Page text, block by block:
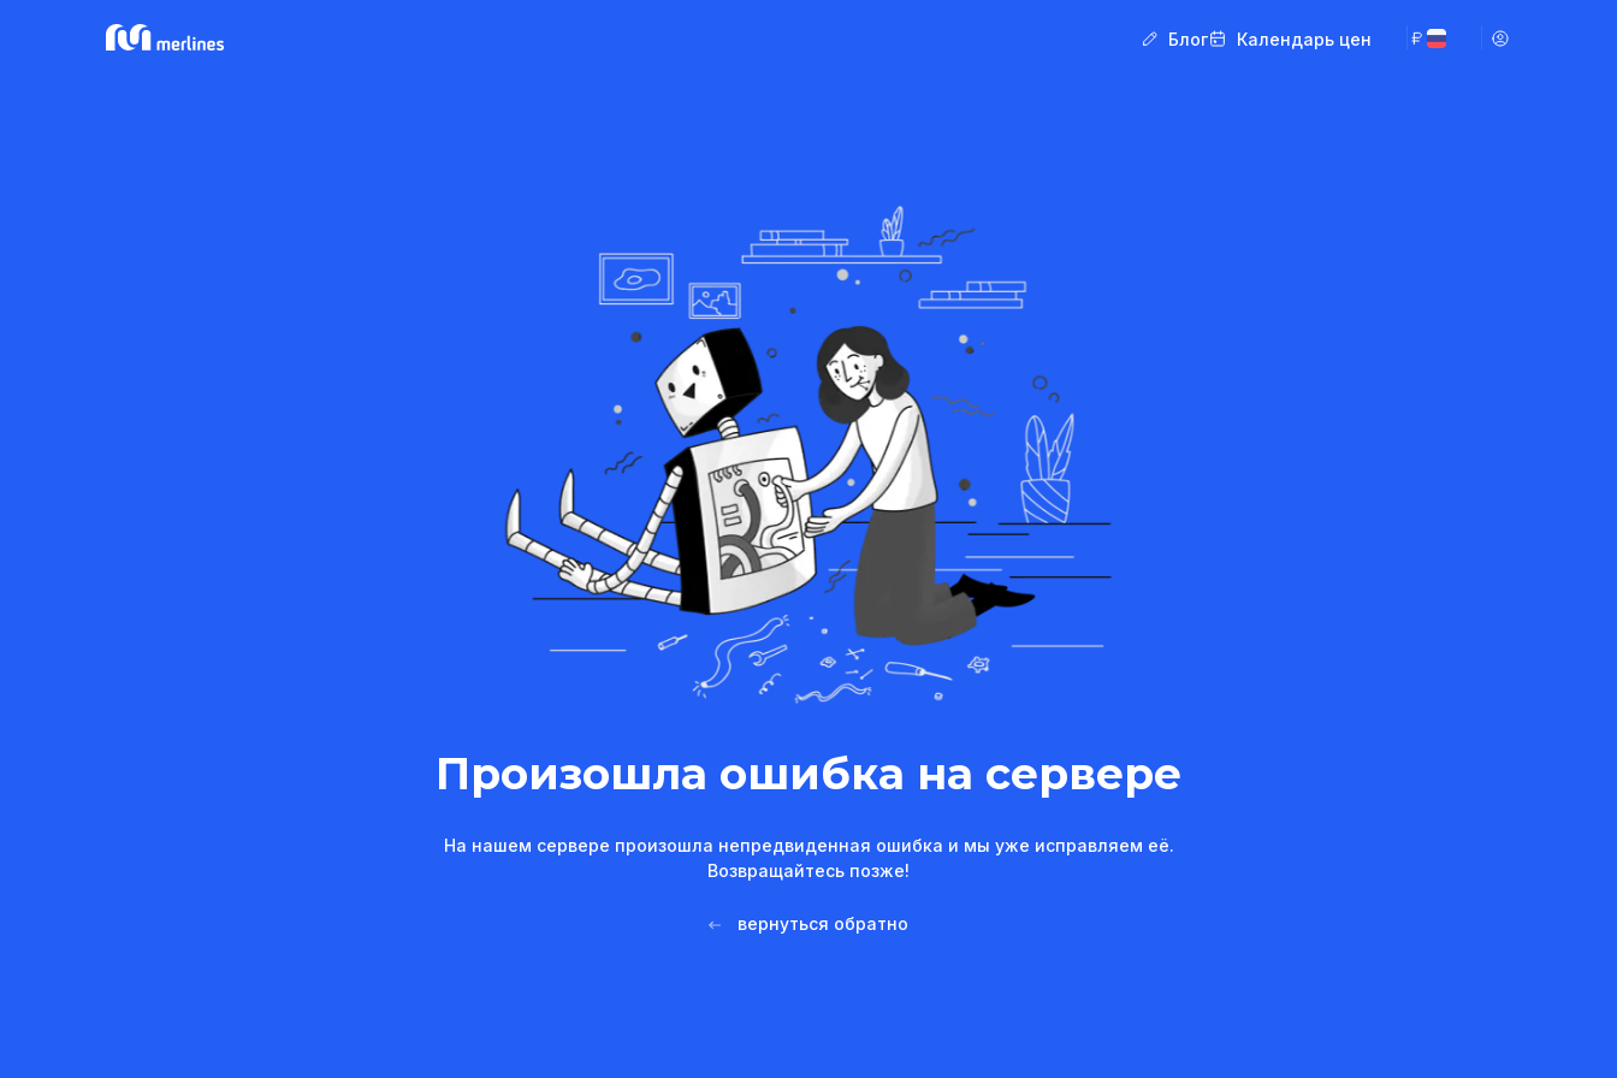
Блог Календарь цен
Произошла ошибка на сервере
На нашем сервере произошла непредвиденная ошибка и мы уже исправляем её.
Возвращайтесь позже!
вернуться обратно